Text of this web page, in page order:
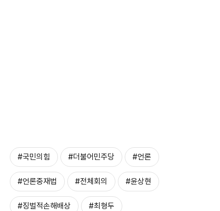
#국민의힘 #더불어민주당 #언론
#언론중재법 #전체회의 #윤상현
#징벌적손해배상 #최형두